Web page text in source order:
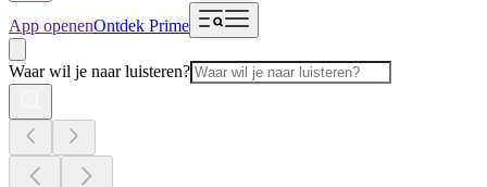
App openenOntdek Prime
Waar wil je naar luisteren?